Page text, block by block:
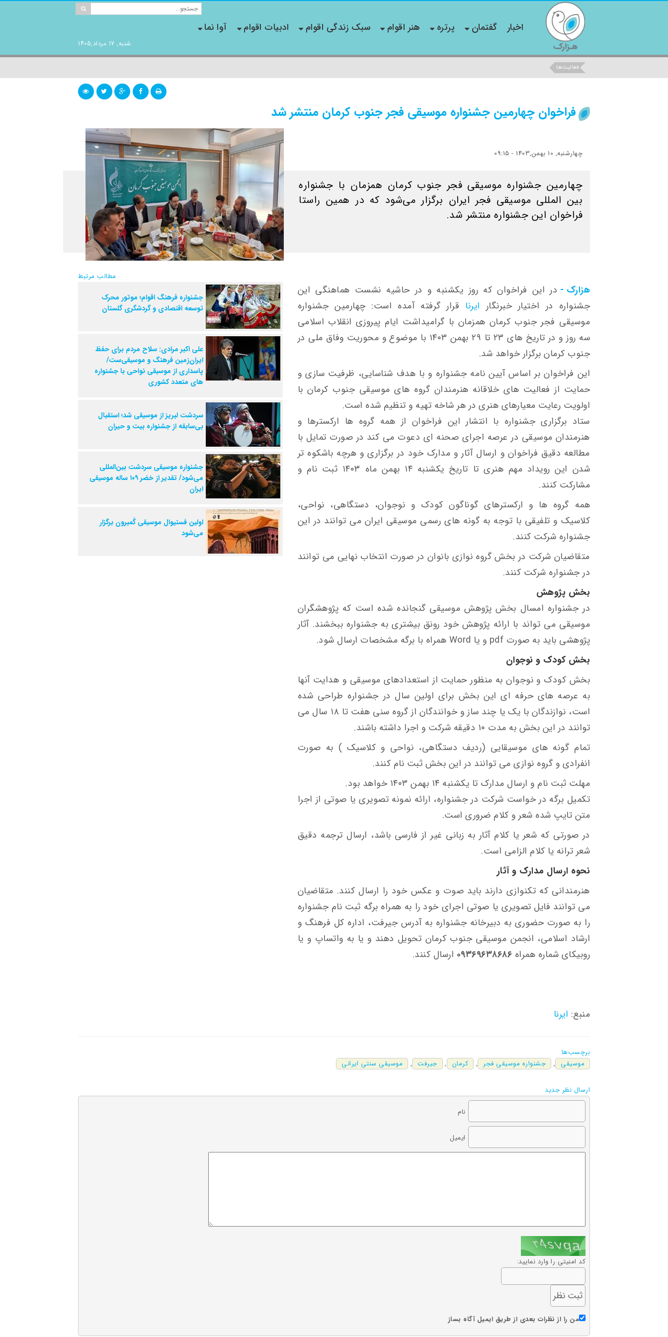
شنبه, 17 مرداد,1405
اخبار گفتمان پرتره هنر اقوام سبک زندگی اقوام ادبیات اقوام آوا نما
فعالیت‌ها
فراخوان چهارمین جشنواره موسیقی فجر جنوب کرمان منتشر شد
چهارشنبه, 10 بهمن,1403 - 09:15
چهارمین جشنواره موسیقی فجر جنوب کرمان همزمان با جشنواره
بین المللی موسیقی فجر ایران برگزار می‌شود که در همین راستا
فراخوان این جشنواره منتشر شد.
هزارک - در این فراخوان که روز یکشنبه و در حاشیه نشست هماهنگی این
جشنواره در اختیار خبرنگار ایرنا قرار گرفته آمده است: چهارمین جشنواره
موسیقی فجر جنوب کرمان همزمان با گرامیداشت ایام پیروزی انقلاب اسلامی
سه روز و در تاریخ های ۲۳ تا ۲۹ بهمن ١٤٠۳ با موضوع و محوریت وفاق ملی در
جنوب کرمان برگزار خواهد شد.
این فراخوان بر اساس آیین نامه جشنواره و با هدف شناسایی، ظرفیت سازی و
حمایت از فعالیت های خلاقانه هنرمندان گروه های موسیقی جنوب کرمان با
اولویت رعایت معیارهای هنری در هر شاخه تهیه و تنظیم شده است.
ستاد برگزاری جشنواره با انتشار این فراخوان از همه گروه ها ارکسترها و
هنرمندان موسیقی در عرصه اجرای صحنه ای دعوت می کند در صورت تمایل با
مطالعه دقیق فراخوان و ارسال آثار و مدارک خود در برگزاری و هرچه باشکوه تر
شدن این رویداد مهم هنری تا تاریخ یکشنبه ۱۴ بهمن ماه ١٤٠٣ ثبت نام و
مشارکت کنند.
همه گروه ها و ارکسترهای گوناگون کودک و نوجوان، دستگاهی، نواحی،
کلاسیک و تلفیقی با توجه به گونه های رسمی موسیقی ایران می توانند در این
جشنواره شرکت کنند.
متقاضیان شرکت در بخش گروه نوازی بانوان در صورت انتخاب نهایی می توانند
در جشنواره شرکت کنند.
بخش پژوهش
در جشنواره امسال بخش پژوهش موسیقی گنجانده شده است که پژوهشگران
موسیقی می تواند با ارائه پژوهش خود رونق بیشتری به جشنواره ببخشند. آثار
پژوهشی باید به صورت pdf و یا Word همراه با برگه مشخصات ارسال شود.
بخش کودک و نوجوان
بخش کودک و نوجوان به منظور حمایت از استعدادهای موسیقی و هدایت آنها
به عرصه های حرفه ای این بخش برای اولین سال در جشنواره طراحی شده
است، نوازندگان با یک یا چند ساز و خوانندگان از گروه سنی هفت تا ۱۸ سال می
توانند در این بخش به مدت ۱۰ دقیقه شرکت و اجرا داشته باشند.
تمام گونه های موسیقایی (ردیف دستگاهی، نواحی و کلاسیک ) به صورت
انفرادی و گروه نوازی می توانند در این بخش ثبت نام کنند.
مهلت ثبت نام و ارسال مدارک تا یکشنبه ۱۴ بهمن ۱۴۰۳ خواهد بود.
تکمیل برگه در خواست شرکت در جشنواره، ارائه نمونه تصویری یا صوتی از اجرا
متن تایپ شده شعر و کلام ضروری است.
در صورتی که شعر یا کلام آثار به زبانی غیر از فارسی باشد، ارسال ترجمه دقیق
شعر ترانه یا کلام الزامی است.
نحوه ارسال مدارک و آثار
هنرمندانی که تکنوازی دارند باید صوت و عکس خود را ارسال کنند. متقاضیان
می توانند فایل تصویری یا صوتی اجرای خود را به همراه برگه ثبت نام جشنواره
را به صورت حضوری به دبیرخانه جشنواره به آدرس جیرفت، اداره کل فرهنگ و
ارشاد اسلامی، انجمن موسیقی جنوب کرمان تحویل دهند و یا به واتساپ و یا
روبیکای شماره همراه ۰۹۳۶٩٦٣٨٦٨٦ ارسال کنند.
منبع: ایرنا
مطالب مرتبط
جشنواره فرهنگ اقوام؛ موتور محرک
توسعه اقتصادی و گردشگری گلستان
علی اکبر مرادی: سلاح مردم برای حفظ
ایران‌زمین فرهنگ و موسیقی‌ست/
پاسداری از موسیقی نواحی با جشنواره
های متعدد کشوری
سردشت لبریز از موسیقی شد؛ استقبال
بی‌سابقه از جشنواره بیت و حیران
جشنواره موسیقی سردشت بین‌المللی
می‌شود/ تقدیر از خضر ۱۰۹ ساله موسیقی
ایران
اولین فستیوال موسیقی گَمبرون برگزار
می‌شود
برچسب‌ها
موسیقی
, جشنواره موسیقی فجر , کرمان , جیرفت , موسیقی سنتی ایرانی
ارسال نظر جدید
نام
ایمیل
کد امنیتی را وارد نمایید:
من را از نظرات بعدی از طریق ایمیل آگاه بساز